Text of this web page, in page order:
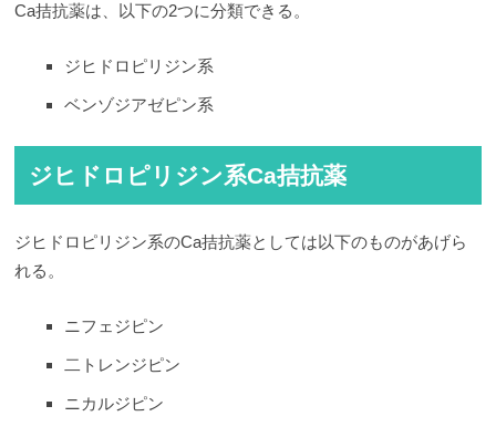
Ca拮抗薬は、以下の2つに分類できる。
ジヒドロピリジン系
ベンゾジアゼピン系
ジヒドロピリジン系Ca拮抗薬
ジヒドロピリジン系のCa拮抗薬としては以下のものがあげら
れる。
ニフェジピン
二トレンジピン
ニカルジピン